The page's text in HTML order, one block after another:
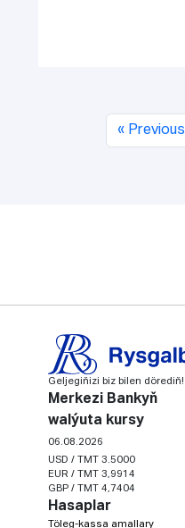
« Previous
Geljegiňizi biz bilen dörediň!
Merkezi Bankyň
walýuta kursy
06.08.2026
USD / TMT 3.5000
EUR / TMT 3,9914
GBP / TMT 4,7404
Hasaplar
Töleg-kassa amallary